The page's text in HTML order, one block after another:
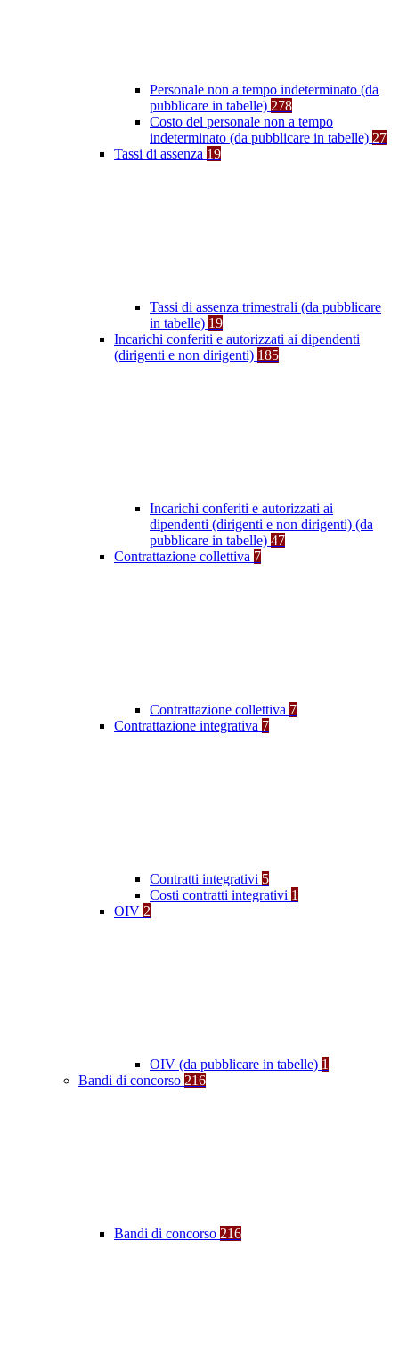
Personale non a tempo indeterminato (da
pubblicare in tabelle) 278
Costo del personale non a tempo
indeterminato (da pubblicare in tabelle) 27
Tassi di assenza 19
Tassi di assenza trimestrali (da pubblicare
in tabelle) 19
Incarichi conferiti e autorizzati ai dipendenti
(dirigenti e non dirigenti) 185
Incarichi conferiti e autorizzati ai
dipendenti (dirigenti e non dirigenti) (da
pubblicare in tabelle) 47
Contrattazione collettiva 7
Contrattazione collettiva 7
Contrattazione integrativa 7
Contratti integrativi 5
Costi contratti integrativi 1
OIV 2
OIV (da pubblicare in tabelle) 1
Bandi di concorso 216
Bandi di concorso 216